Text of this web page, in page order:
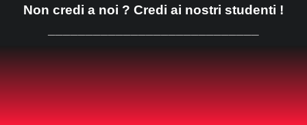
Non credi a noi ? Credi ai nostri studenti !